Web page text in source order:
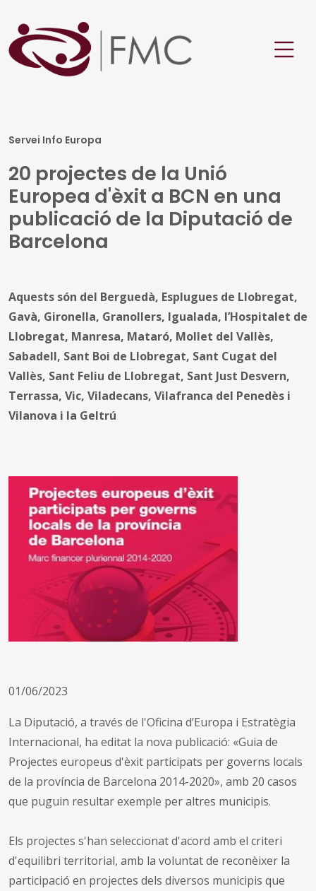
Servei Info Europa
20 projectes de la Unió
Europea d'èxit a BCN en una
publicació de la Diputació de
Barcelona
Aquests són del Berguedà, Esplugues de Llobregat,
Gavà, Gironella, Granollers, Igualada, l’Hospitalet de
Llobregat, Manresa, Mataró, Mollet del Vallès,
Sabadell, Sant Boi de Llobregat, Sant Cugat del
Vallès, Sant Feliu de Llobregat, Sant Just Desvern,
Terrassa, Vic, Viladecans, Vilafranca del Penedès i
Vilanova i la Geltrú
01/06/2023
La Diputació, a través de l'Oficina d’Europa i Estratègia
Internacional, ha editat la nova publicació: «Guia de
Projectes europeus d'èxit participats per governs locals
de la província de Barcelona 2014-2020», amb 20 casos
que puguin resultar exemple per altres municipis.
Els projectes s'han seleccionat d'acord amb el criteri
d'equilibri territorial, amb la voluntat de reconèixer la
participació en projectes dels diversos municipis que